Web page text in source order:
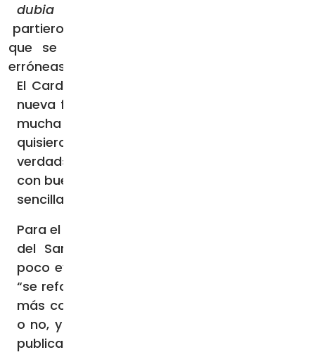
dubia
partieron de “algunas expresiones imprecisas
que se pueden prestar a interpretaciones
erróneas de los temas que ahí tratamos”.
El Cardenal explicó que ante el inicio de la
nueva fase del Sínodo, en la que «participa
mucha gente que es de esas líneas»,
quisieron «colaborar a que se conserve la
verdad» y que quienes fueran al «Sínodo
con buena voluntad tengan una orientación
sencilla».
Para el purpurado mexicano, las respuestas
del Santo Padre a los
poco evasivas, un poco vagas”, por lo que
“se reformularon de una manera más clara,
más contundente, para que respondiera sí
o no, y no respondió. Entonces acordamos
publicarlos”.